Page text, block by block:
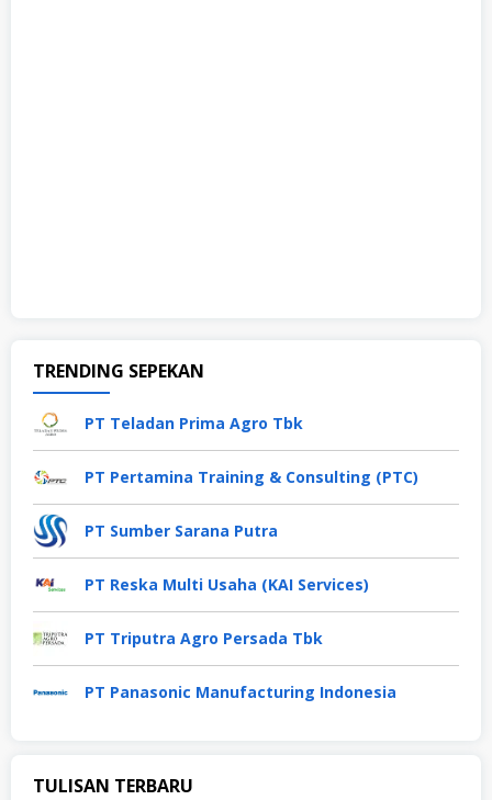
TRENDING SEPEKAN
PT Teladan Prima Agro Tbk
PT Pertamina Training & Consulting (PTC)
PT Sumber Sarana Putra
PT Reska Multi Usaha (KAI Services)
PT Triputra Agro Persada Tbk
PT Panasonic Manufacturing Indonesia
TULISAN TERBARU